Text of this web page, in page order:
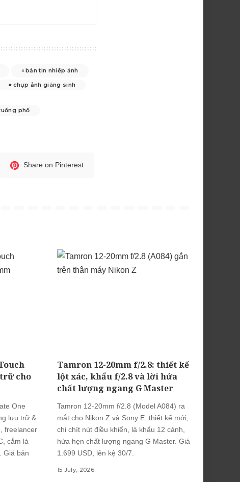
bản tin nhiếp ảnh
chụp ảnh giáng sinh
phố
Share on Pinterest
cho
One
lưu trữ &
freelancer
cắm là
Giá bản
Tamron 12-20mm f/2.8: thiết kế
lột xác, khẩu f/2.8 và lời hứa
chất lượng ngang G Master
Tamron 12-20mm f/2.8 (Model A084) ra
mắt cho Nikon Z và Sony E: thiết kế mới,
chi chít nút điều khiển, lá khẩu 12 cánh,
hứa hẹn chất lượng ngang G Master. Giá
1.699 USD, lên kệ 30/7.
15 July, 2026